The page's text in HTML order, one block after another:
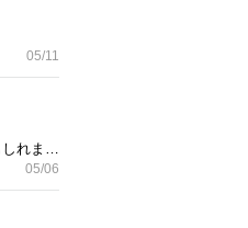
05/11
05/06